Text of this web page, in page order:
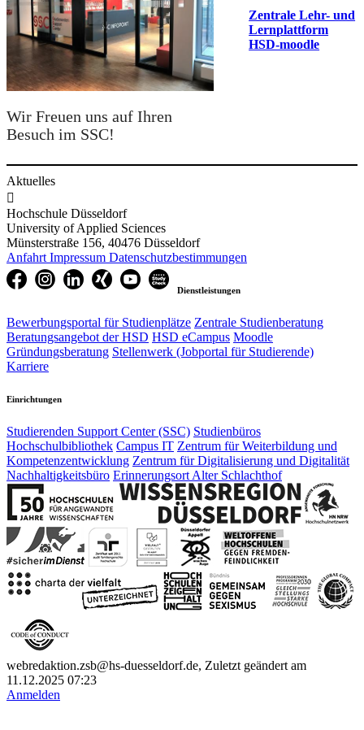
​Wir Freuen uns auf Ihren
Besuch im SSC!​
Zentrale Lehr- und
Lernplattform
HSD-moodle
Aktuelles

Hochschule Düsseldorf
University of Applied Sciences
Münsterstraße 156, 40476 Düsseldorf
Anfahrt Impressum Datenschutzbestimmungen
Dienstleistungen
Bewerbungsportal für Studienplätze Zentrale Studienberatung
Beratungsangebot der HSD HSD eCampus Moodle
Gründungsberatung Stellenwerk (Jobportal für Studierende)
Karriere
Einrichtungen
Studierenden Support Center (SSC) Studienbüros
Hochschulbibliothek Campus IT Zentrum für Weiterbildung und
Kompetenzentwicklung Zentrum für Digitalisierung und Digitalität
Nachhaltigkeitsbüro Erinnerungsort Alter Schlachthof
webredaktion.zsb@hs-duesseldorf.de, Zuletzt geändert am
11.12.2025 07:23
Anmelden